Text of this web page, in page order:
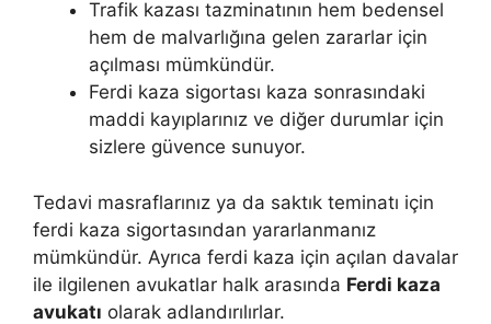
Trafik kazası tazminatının hem bedensel
hem de malvarlığına gelen zararlar için
açılması mümkündür.
Ferdi kaza sigortası kaza sonrasındaki
maddi kayıplarınız ve diğer durumlar için
sizlere güvence sunuyor.
Tedavi masraflarınız ya da saktık teminatı için
ferdi kaza sigortasından yararlanmanız
mümkündür. Ayrıca ferdi kaza için açılan davalar
ile ilgilenen avukatlar halk arasında Ferdi kaza
avukatı olarak adlandırılırlar.